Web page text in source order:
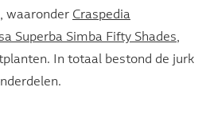
waaronder Craspedia
Superba Simba Fifty Shades,
In totaal bestond de jurk